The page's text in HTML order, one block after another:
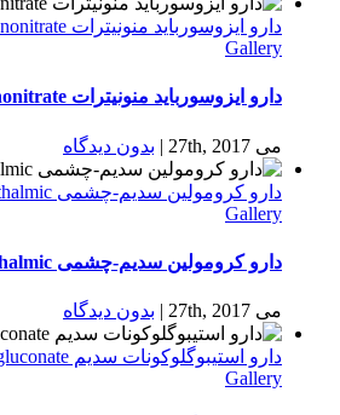
دارو ایزوسورباید منونیترات Isosorbide Mononitrate
Gallery
دارو ایزوسورباید منونیترات Isosorbide Mononitrate
می 27th, 2017 | بدون ديدگاه
دارو كرومولين سدیم-چشمی Cromolyn Sodium-Ophthalmic
Gallery
دارو كرومولين سدیم-چشمی Cromolyn Sodium-Ophthalmic
می 27th, 2017 | بدون ديدگاه
دارو استیبوگلوکونات سدیم Sodium Stibogluconate
Gallery